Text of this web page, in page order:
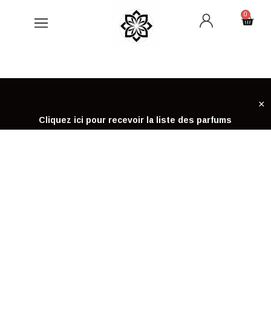
0
Cart
Cliquez ici pour recevoir la liste des parfums
×